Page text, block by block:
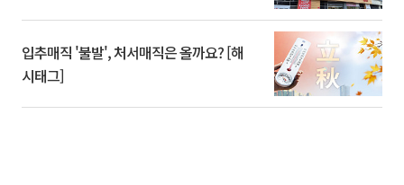
입추매직 '불발', 처서매직은 올까요? [해
시태그]